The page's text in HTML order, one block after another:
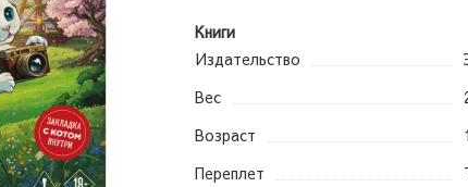
Книги
Издательство
Вес
Возраст
Переплет